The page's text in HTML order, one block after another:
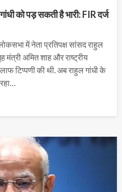
को पड़ सकती है भारी: FIR दर्ज
में नेता प्रतिपक्ष सांसद राहुल
मंत्री अमित शाह और राष्ट्रीय
टिप्पणी की थी. अब राहुल गांधी के